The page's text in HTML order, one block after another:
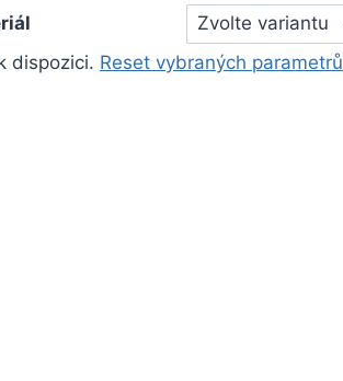
dispozici. Reset vybraných parametrů